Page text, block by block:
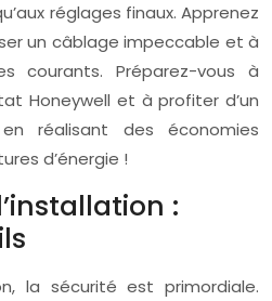
réglages finaux. Apprenez
un câblage impeccable et à
courants. Préparez-vous à
Honeywell et à profiter d’un
réalisant des économies
d’énergie !
:
la sécurité est primordiale.